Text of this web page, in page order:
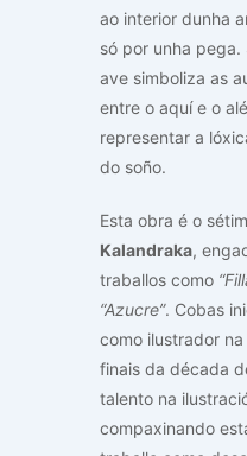
ao interior dunha
só por unha pega.
ave simboliza as
entre o aquí e o
representar a
do soño.
Esta obra é o
Kalandraka,
traballos como
“Azucre”. Cobas
como ilustrador
finais da década
talento na
compaxinando